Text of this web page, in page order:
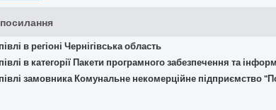
в регіоні Чернігівська область
в категорії Пакети програмного забезпечення та
замовника Комунальне некомерційне підприємство